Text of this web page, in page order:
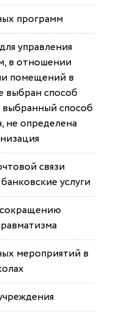
программ
управления
в отношении
помещений в
выбран способ
способ
не определена
связи
услуги
мероприятий в